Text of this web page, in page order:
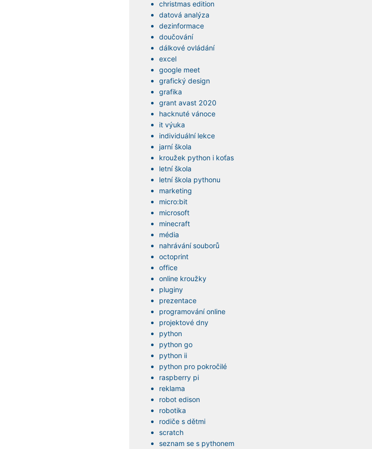
christmas edition
datová analýza
dezinformace
doučování
dálkové ovládání
excel
google meet
grafický design
grafika
grant avast 2020
hacknuté vánoce
it výuka
individuální lekce
jarní škola
kroužek python i koťas
letní škola
letní škola pythonu
marketing
micro:bit
microsoft
minecraft
média
nahrávání souborů
octoprint
office
online kroužky
pluginy
prezentace
programování online
projektové dny
python
python go
python ii
python pro pokročilé
raspberry pi
reklama
robot edison
robotika
rodiče s dětmi
scratch
seznam se s pythonem